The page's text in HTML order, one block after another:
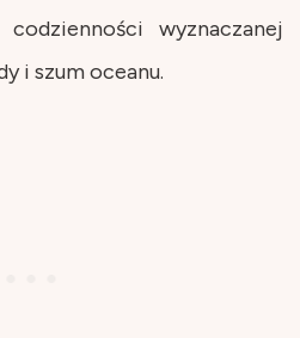
wyznaczanej
i szum oceanu.